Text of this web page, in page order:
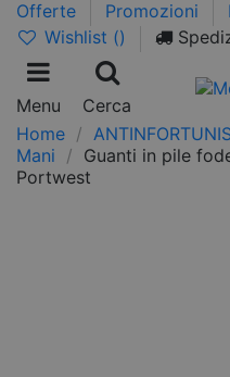
Offerte Promozioni
Wishlist ()
Menu Cerca
Home
Mani
Guanti in pile
Portwest